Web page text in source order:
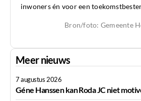
inwoners én voor een
Bron/foto: Gemeente
Meer nieuws
7 augustus 2026
Géne Hanssen kan Roda JC niet